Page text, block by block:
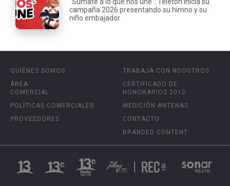
"Súmate a lo que nos une": Teletón inicia su
campaña 2026 presentando su himno y su
niño embajador
QUIÉNES SOMOS
ÁREA
COMERCIAL
POLÍTICAS COMERCIALES
PROVEEDORES
TRABAJA CON NOSOTROS
CERTIFICADO DE
HONORARIOS 2012
MEDICIÓN ANTENAS
CONTACTO
BRANDED CONTENT